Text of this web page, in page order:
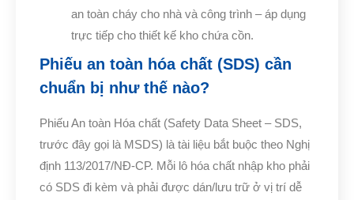
an toàn cháy cho nhà và công trình – áp dụng
trực tiếp cho thiết kế kho chứa cồn.
Phiếu an toàn hóa chất (SDS) cần
chuẩn bị như thế nào?
Phiếu An toàn Hóa chất (Safety Data Sheet – SDS,
trước đây gọi là MSDS) là tài liệu bắt buộc theo Nghị
định 113/2017/NĐ-CP. Mỗi lô hóa chất nhập kho phải
có SDS đi kèm và phải được dán/lưu trữ ở vị trí dễ